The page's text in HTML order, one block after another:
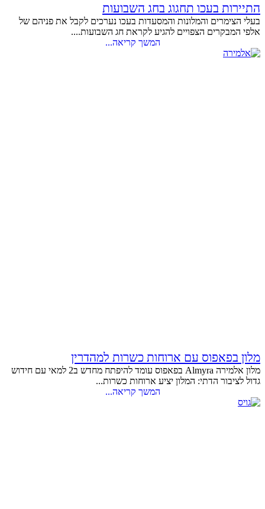
התיירות בעכו תחגוג בחג השבועות
בעלי הצימרים והמלונות והמסעדות בעכו נערכים לקבל את פניהם של
אלפי המבקרים הצפויים להגיע לקראת חג השבועות....
המשך קריאה...
מלון בפאפוס עם ארוחות כשרות למהדרין
מלון אלמירה Almyra בפאפוס עומד להיפתח מחדש ב2 למאי עם חידוש
גדול לציבור הדתי: המלון יציע ארוחות כשרות...
המשך קריאה...